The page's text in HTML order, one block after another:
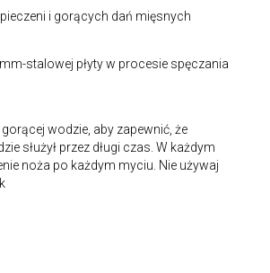
i gorących dań mięsnych
stalowej płyty w procesie spęczania
wodzie, aby zapewnić, że
służył przez długi czas. W każdym
noża po każdym myciu. Nie używaj